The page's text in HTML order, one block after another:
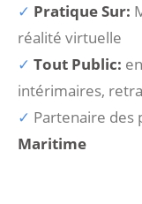
Pratique Sur:
réalité virtuelle
Tout Public:
intérimaires,
Partenaire des
Maritime